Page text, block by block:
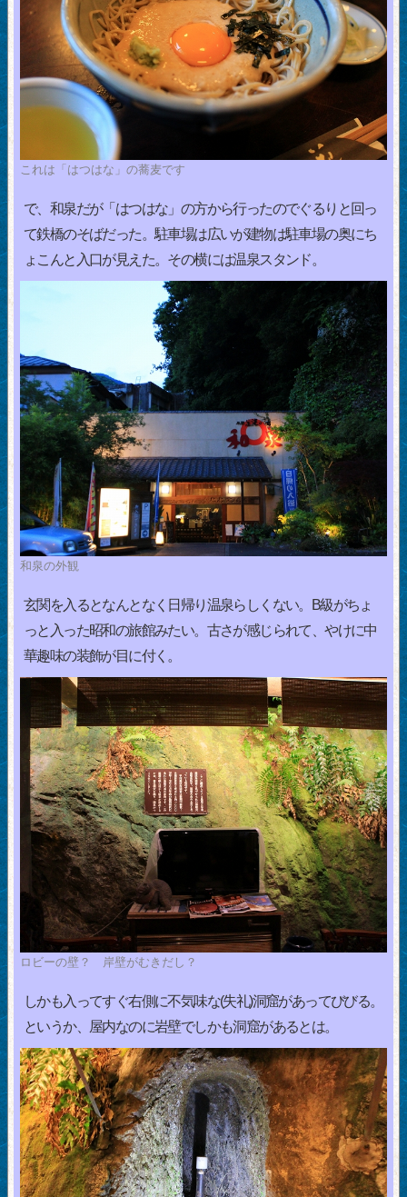
これは「はつはな」の蕎麦です
で、和泉だが「はつはな」の方から行ったのでぐるりと回っ
て鉄橋のそばだった。駐車場は広いが建物は駐車場の奥にち
ょこんと入口が見えた。その横には温泉スタンド。
和泉の外観
玄関を入るとなんとなく日帰り温泉らしくない。B級がちょ
っと入った昭和の旅館みたい。古さが感じられて、やけに中
華趣味の装飾が目に付く。
ロビーの壁？ 岸壁がむきだし？
しかも入ってすぐ右側に不気味な(失礼)洞窟があってびびる。
というか、屋内なのに岩壁でしかも洞窟があるとは。